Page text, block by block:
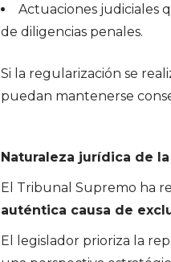
Actuaciones judiciales
de diligencias penales.
Si la regularización se
puedan mantenerse
Naturaleza jurídica de
El Tribunal Supremo ha
auténtica causa de
El legislador prioriza la